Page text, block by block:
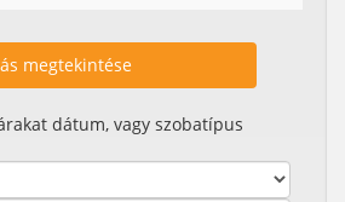
megtekintése
dátum, vagy szobatípus